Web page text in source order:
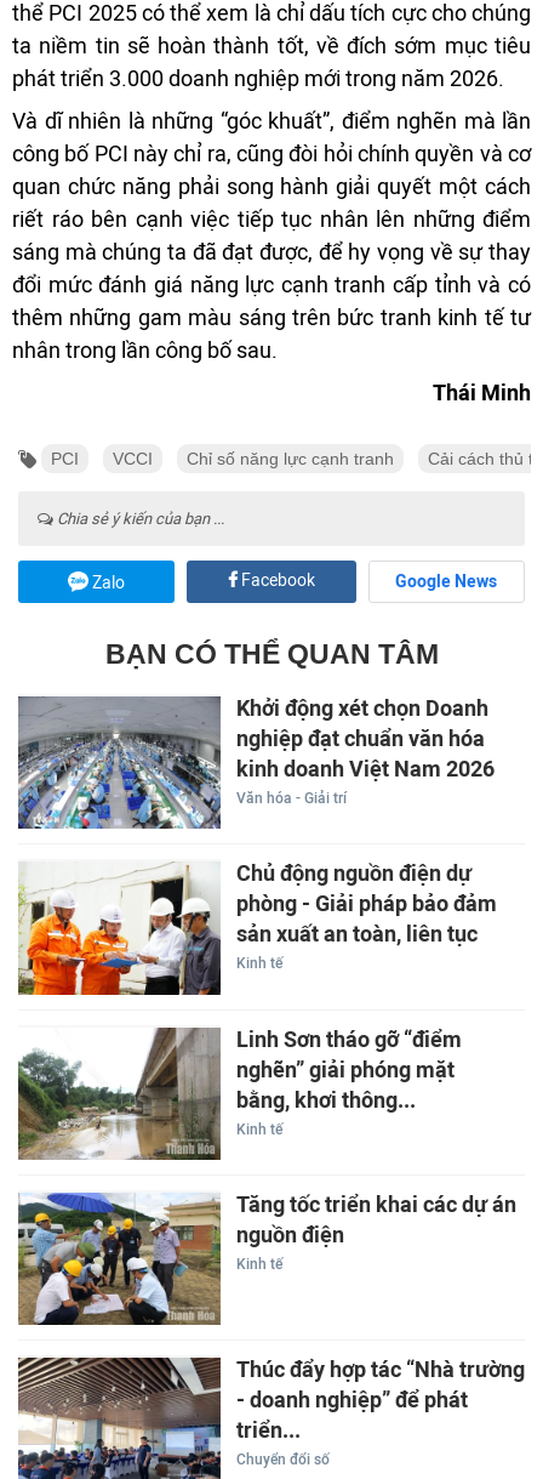
thể PCI 2025 có thể xem là chỉ dấu tích cực cho chúng
ta niềm tin sẽ hoàn thành tốt, về đích sớm mục tiêu
phát triển 3.000 doanh nghiệp mới trong năm 2026.
Và dĩ nhiên là những “góc khuất”, điểm nghẽn mà lần
công bố PCI này chỉ ra, cũng đòi hỏi chính quyền và cơ
quan chức năng phải song hành giải quyết một cách
riết ráo bên cạnh việc tiếp tục nhân lên những điểm
sáng mà chúng ta đã đạt được, để hy vọng về sự thay
đổi mức đánh giá năng lực cạnh tranh cấp tỉnh và có
thêm những gam màu sáng trên bức tranh kinh tế tư
nhân trong lần công bố sau.
Thái Minh
PCI VCCI Chỉ số năng lực cạnh tranh Cải cách thủ
Chia sẻ ý kiến của bạn ...
Zalo Facebook Google News
BẠN CÓ THỂ QUAN TÂM
Khởi động xét chọn Doanh
nghiệp đạt chuẩn văn hóa
kinh doanh Việt Nam 2026
Văn hóa - Giải trí
Chủ động nguồn điện dự
phòng - Giải pháp bảo đảm
sản xuất an toàn, liên tục
Kinh tế
Linh Sơn tháo gỡ “điểm
nghẽn” giải phóng mặt
bằng, khơi thông...
Kinh tế
Tăng tốc triển khai các dự án
nguồn điện
Kinh tế
Thúc đẩy hợp tác “Nhà trường
- doanh nghiệp” để phát
triển...
Chuyển đổi số